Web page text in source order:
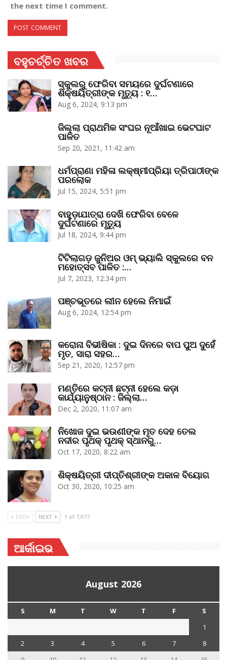
the next time I comment.
ବହୁଚର୍ଚ୍ଚିତ ଖବର
ସ୍କୁଲରୁ ଫେରିବା ସମୟରେ ଦୁର୍ଘଟଣାରେ
ଶିକ୍ଷୟିତ୍ରୀଙ୍କ ମୃତ୍ୟୁ : ୧…
Aug 6, 2024, 9:13 pm
ଜିଲ୍ଲା ପ୍ରାଥମିକ ସଂଘର ନୂଆଁଖାଇ ଭେଟଘାଟ
ପାଳିତ
Sep 20, 2021, 11:42 am
ଧର୍ମପ୍ରାଣା ମହିଳା ଲକ୍ଷ୍ମୀପ୍ରିୟା ତ୍ରିପାଠୀଙ୍କ
ପରଲୋକ
Jul 15, 2024, 5:51 pm
ବାହୁଡ଼ାଯାତ୍ରା ଦେଖି ଫେରିବା ବେଳେ
ଦୁର୍ଘଟଣାରେ ମୃତ୍ୟୁ
Jul 18, 2024, 9:44 pm
ଟିଟିଲାଗଡ଼ ଜୁନିଅର ଓମ୍‌ ଭ୍ୟାଲି ସ୍କୁଲରେ ବନ
ମହୋତ୍ସବ ପାଳିତ :…
Jul 7, 2023, 12:34 pm
ପଞ୍ଚଭୂତରେ ଲୀନ ହେଲେ ନିମାଇଁ
Aug 6, 2024, 12:54 pm
କରୋନା ବିଭୀଷିକା : ଦୁଇ ଦିନରେ ବାପ ପୁଅ ଦୁହେଁ
ମୃତ, ସାରା ସହର…
Sep 21, 2020, 12:57 pm
ମଣ୍ତିରେ କଟ୍‌ନୀ ଛଟ୍‌ନୀ ହେଲେ କଡ଼ା
କାର୍ଯ୍ୟାନୁଷ୍ଠାନ : ଜିଲ୍ଲା…
Dec 2, 2020, 11:07 am
ନିଖୋଜ ଦୁଇ ଭଉଣୀଙ୍କ ମୃତ ଦେହ ତେଲ
ନଦୀର ପୃଥକ୍‌ ପୃଥକ୍‌ ସ୍ଥାନରୁ…
Oct 17, 2020, 8:22 am
ଶିକ୍ଷୟିତ୍ରୀ ଦୀପ୍ତିଶ୍ରୀଙ୍କ ଅକାଳ ବିୟୋଗ
Oct 30, 2020, 10:25 am
PREV NEXT 1 of 7,977
ଆର୍କାଇଭ
August 2026
S M T W T F
S
1
2
3 4 5 6 7
8